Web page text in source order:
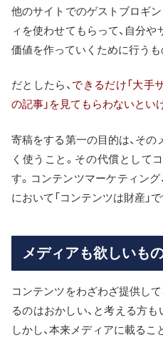
他のサイトでのゲストブロギ
ィを使わせてもらって、自分
価値を作っていくために行うも
だとしたら、 できるだけ「大手
の記事」を見てもらわないとい
寄稿をする第一の目的は、そ
く使うこと。その代償として
す。コンテンツマーケティン
において「コンテンツは財産」で
メディアも欲しいも
コンテンツをわざわざ提供し
るのはおかしい、と考える方
しかし、本来メディアに載るこ